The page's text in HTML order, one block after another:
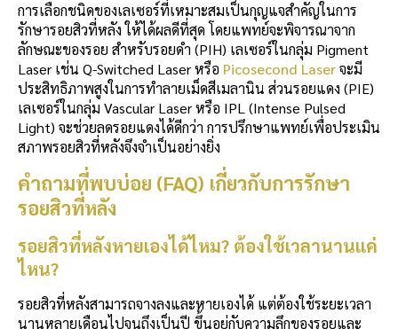
การเลือกชนิดของเลเซอร์ที่เหมาะสมเป็นกุญแจสำคัญในการ
รักษารอยสิวที่หลัง ให้ได้ผลดีที่สุด โดยแพทย์จะพิจารณาจาก
ลักษณะของรอย สำหรับรอยดำ (PIH) เลเซอร์ในกลุ่ม Pigment
Laser เช่น Q-Switched Laser หรือ Picosecond Laserจะมี
ประสิทธิภาพสูงในการทำลายเม็ดสีเมลานิน ส่วนรอยแดง (PIE)
เลเซอร์ในกลุ่ม Vascular Laser หรือ IPL (Intense Pulsed
Light) จะช่วยลดรอยแดงได้ดีกว่า การปรึกษาแพทย์เพื่อประเมิน
สภาพรอยสิวที่หลังจึงจำเป็นอย่างยิ่ง
คำถามที่พบบ่อย (FAQ) เกี่ยวกับการรักษา
รอยสิวที่หลัง
รอยสิวที่หลังหายเองได้ไหม? ต้องใช้เวลานานแค่
ไหน?
รอยสิวที่หลังสามารถจางลงและหายเองได้ แต่ต้องใช้ระยะเวลา
นานหลายเดือนไปจนถึงเป็นปี ขึ้นอยู่กับความลึกของรอยและ